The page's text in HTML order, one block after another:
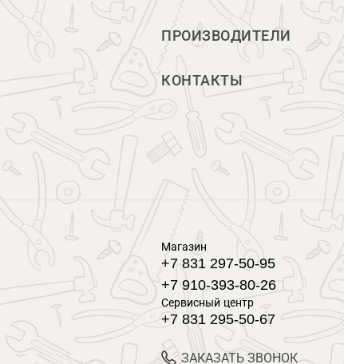
ПРОИЗВОДИТЕЛИ
КОНТАКТЫ
Магазин
+7 831 297-50-95
+7 910-393-80-26
Сервисный центр
+7 831 295-50-67
ЗАКАЗАТЬ ЗВОНОК